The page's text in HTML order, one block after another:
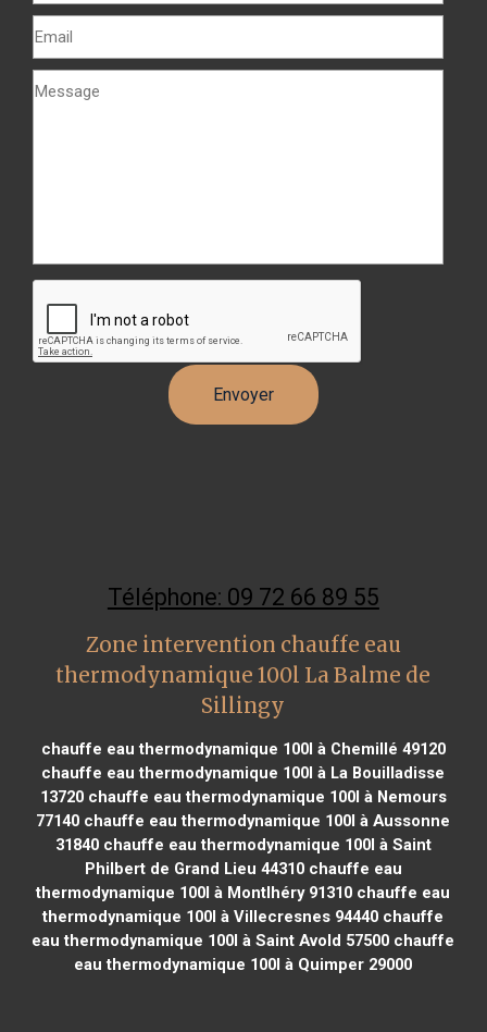
Téléphone: 09 72 66 89 55
Zone intervention chauffe eau
thermodynamique 100l La Balme de
Sillingy
chauffe eau thermodynamique 100l à Chemillé 49120
chauffe eau thermodynamique 100l à La Bouilladisse
13720chauffe eau thermodynamique 100l à Nemours
77140 chauffe eau thermodynamique 100l à Aussonne
31840chauffe eau thermodynamique 100l à Saint
Philbert de Grand Lieu 44310chauffe eau
thermodynamique 100l à Montlhéry 91310 chauffe eau
thermodynamique 100l à Villecresnes 94440 chauffe
eau thermodynamique 100l à Saint Avold 57500 chauffe
eau thermodynamique 100l à Quimper 29000